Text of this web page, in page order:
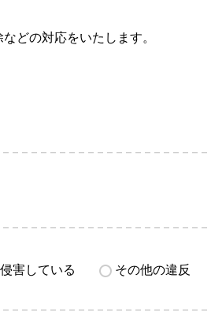
どの対応をいたします。
害している その他の違反